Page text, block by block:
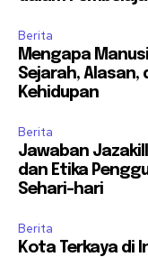
Berita
Mengapa
Sejarah, Alasan,
Kehidupan
Berita
Jawaban
dan Etika
Sehari-hari
Berita
Kota Terkaya di